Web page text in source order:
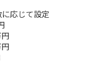
応じて設定